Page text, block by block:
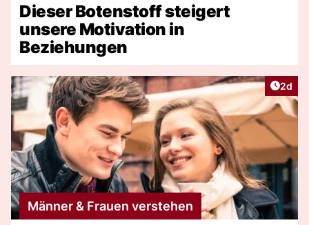
Dieser Botenstoff steigert
unsere Motivation in
Beziehungen
2d
Männer & Frauen verstehen